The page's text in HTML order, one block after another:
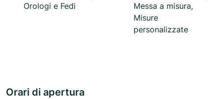
Orologi e Fedi
Messa a misura,
Misure
personalizzate
Orari di apertura